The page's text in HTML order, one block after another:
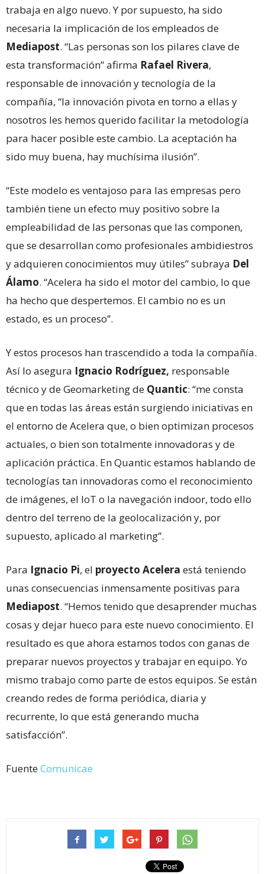
trabaja en algo nuevo. Y por supuesto, ha sido
necesaria la implicación de los empleados de
Mediapost. “Las personas son los pilares clave de
esta transformación” afirma Rafael Rivera,
responsable de innovación y tecnología de la
compañía, “la innovación pivota en torno a ellas y
nosotros les hemos querido facilitar la metodología
para hacer posible este cambio. La aceptación ha
sido muy buena, hay muchísima ilusión”.
“Este modelo es ventajoso para las empresas pero
también tiene un efecto muy positivo sobre la
empleabilidad de las personas que las componen,
que se desarrollan como profesionales ambidiestros
y adquieren conocimientos muy útiles” subraya Del
Álamo. “Acelera ha sido el motor del cambio, lo que
ha hecho que despertemos. El cambio no es un
estado, es un proceso”.
Y estos procesos han trascendido a toda la compañía.
Así lo asegura Ignacio Rodríguez, responsable
técnico y de Geomarketing de Quantic: “me consta
que en todas las áreas están surgiendo iniciativas en
el entorno de Acelera que, o bien optimizan procesos
actuales, o bien son totalmente innovadoras y de
aplicación práctica. En Quantic estamos hablando de
tecnologías tan innovadoras como el reconocimiento
de imágenes, el IoT o la navegación indoor, todo ello
dentro del terreno de la geolocalización y, por
supuesto, aplicado al marketing”.
Para Ignacio Pi, el proyecto Acelera está teniendo
unas consecuencias inmensamente positivas para
Mediapost. “Hemos tenido que desaprender muchas
cosas y dejar hueco para este nuevo conocimiento. El
resultado es que ahora estamos todos con ganas de
preparar nuevos proyectos y trabajar en equipo. Yo
mismo trabajo como parte de estos equipos. Se están
creando redes de forma periódica, diaria y
recurrente, lo que está generando mucha
satisfacción”.
FuenteComunicae